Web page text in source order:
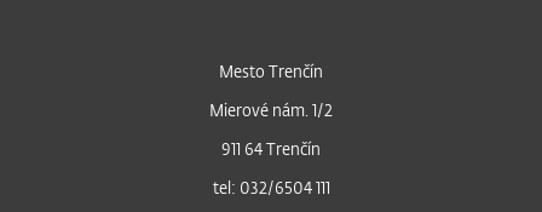
Mesto Trenčín
Mierové nám. 1/2
911 64 Trenčín
tel: 032/6504 111